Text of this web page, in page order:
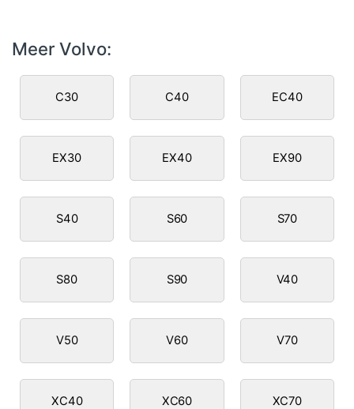
Meer Volvo:
C30 C40 EC40
EX30 EX40 EX90
S40 S60 S70
S80 S90 V40
V50 V60 V70
XC40 XC60 XC70